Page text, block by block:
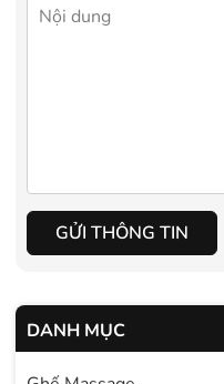
GỬI THÔNG TIN
DANH MỤC